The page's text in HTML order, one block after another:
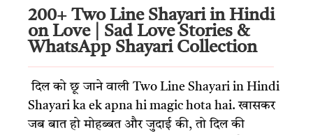
200+ Two Line Shayari in Hindi
on Love | Sad Love Stories &
WhatsApp Shayari Collection
दिल को छू जाने वाली Two Line Shayari in Hindi
Shayari ka ek apna hi magic hota hai. खासकर
जब बात हो मोहब्बत और जुदाई की, तो दिल की